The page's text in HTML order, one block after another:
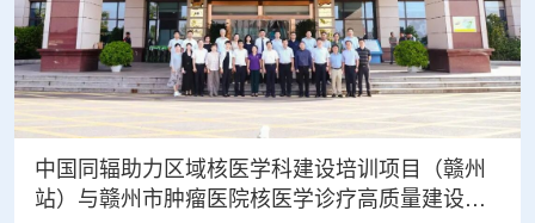
中国同辐助力区域核医学科建设培训项目（赣州
站）与赣州市肿瘤医院核医学诊疗高质量建设项